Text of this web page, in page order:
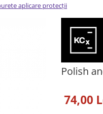
aplicare protecții
Polish
74,00